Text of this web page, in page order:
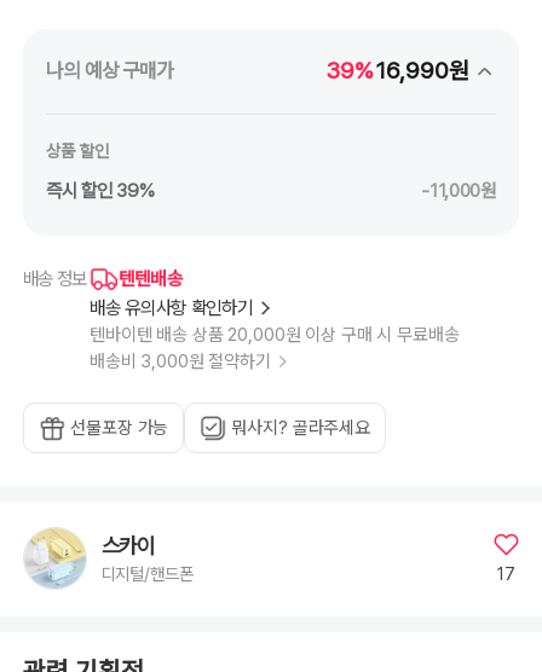
나의 예상 구매가 39%16,990원
상품 할인
즉시 할인 39% -11,000원
배송 정보
텐텐배송
배송 유의사항 확인하기
텐바이텐 배송 상품 20,000원 이상 구매 시 무료배송
배송비 3,000원 절약하기
선물포장 가능 뭐사지? 골라주세요
스카이
디지털/핸드폰 17